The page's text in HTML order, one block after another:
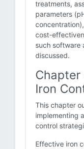
treatments,
parameters
cost-
such software
discussed.
Iron
This chapter
implementing
control
Effective iron